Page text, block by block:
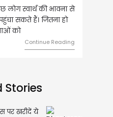
से
हो
वृष राशि वालों आय के स्त्रोत
हुए कार्यों में गति आएगी। युवा
को लेकर ज्यादा फोकस रहेंगे।
Stories
पर खरीदें ये